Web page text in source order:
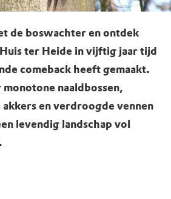
de boswachter en ontdek
ter Heide in vijftig jaar tijd
comeback heeft gemaakt.
naaldbossen,
en verdroogde vennen
levendig landschap vol